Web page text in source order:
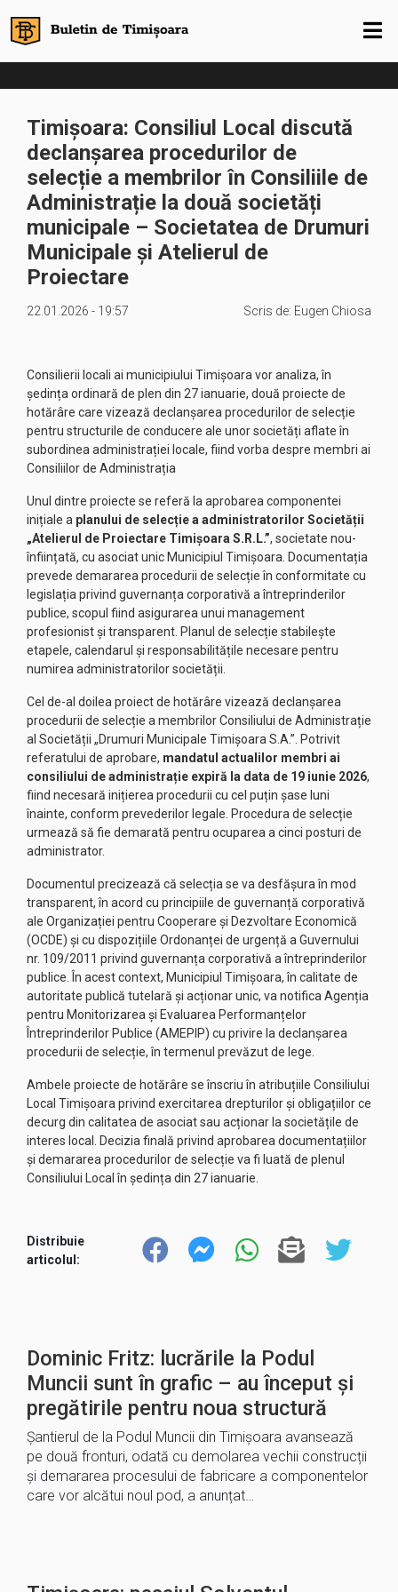
Timișoara: Consiliul Local discută
declanșarea procedurilor de
selecție a membrilor în Consiliile de
Administrație la două societăți
municipale – Societatea de Drumuri
Municipale și Atelierul de
Proiectare
22.01.2026 - 19:57 Scris de: Eugen Chiosa
Consilierii locali ai municipiului Timișoara vor analiza, în
ședința ordinară de plen din 27 ianuarie, două proiecte de
hotărâre care vizează declanșarea procedurilor de selecție
pentru structurile de conducere ale unor societăți aflate în
subordinea administrației locale, fiind vorba despre membri ai
Consiliilor de Administrația
Unul dintre proiecte se referă la aprobarea componentei
inițiale a planului de selecție a administratorilor Societății
„Atelierul de Proiectare Timișoara S.R.L.”, societate nou-
înființată, cu asociat unic Municipiul Timișoara. Documentația
prevede demararea procedurii de selecție în conformitate cu
legislația privind guvernanța corporativă a întreprinderilor
publice, scopul fiind asigurarea unui management
profesionist și transparent. Planul de selecție stabilește
etapele, calendarul și responsabilitățile necesare pentru
numirea administratorilor societății.
Cel de-al doilea proiect de hotărâre vizează declanșarea
procedurii de selecție a membrilor Consiliului de Administrație
al Societății „Drumuri Municipale Timișoara S.A.”. Potrivit
referatului de aprobare, mandatul actualilor membri ai
consiliului de administrație expiră la data de 19 iunie 2026,
fiind necesară inițierea procedurii cu cel puțin șase luni
înainte, conform prevederilor legale. Procedura de selecție
urmează să fie demarată pentru ocuparea a cinci posturi de
administrator.
Documentul precizează că selecția se va desfășura în mod
transparent, în acord cu principiile de guvernanță corporativă
ale Organizației pentru Cooperare și Dezvoltare Economică
(OCDE) și cu dispozițiile Ordonanței de urgență a Guvernului
nr. 109/2011 privind guvernanța corporativă a întreprinderilor
publice. În acest context, Municipiul Timișoara, în calitate de
autoritate publică tutelară și acționar unic, va notifica Agenția
pentru Monitorizarea și Evaluarea Performanțelor
Întreprinderilor Publice (AMEPIP) cu privire la declanșarea
procedurii de selecție, în termenul prevăzut de lege.
Ambele proiecte de hotărâre se înscriu în atribuțiile Consiliului
Local Timișoara privind exercitarea drepturilor și obligațiilor ce
decurg din calitatea de asociat sau acționar la societățile de
interes local. Decizia finală privind aprobarea documentațiilor
și demararea procedurilor de selecție va fi luată de plenul
Consiliului Local în ședința din 27 ianuarie.
Distribuie
articolul:
Dominic Fritz: lucrările la Podul
Muncii sunt în grafic – au început și
pregătirile pentru noua structură
Șantierul de la Podul Muncii din Timișoara avansează
pe două fronturi, odată cu demolarea vechii construcții
și demararea procesului de fabricare a componentelor
care vor alcătui noul pod, a anunțat…